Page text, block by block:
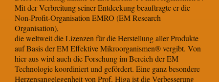
Mit der Verbreitung seiner Entdeckung beauftragte er die
Non-Profit-Organisation EMRO (EM Research
Organisation),
die weltweit die Lizenzen für die Herstellung aller Produkte
auf Basis der EM Effektive Mikroorganismen® vergibt. Von
hier aus wird auch die Forschung im Bereich der EM
Technologie koordiniert und gefördert. Eine ganz besondere
Herzensangelegenheit von Prof. Higa ist die Verbesserung